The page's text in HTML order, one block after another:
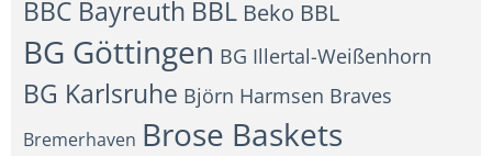
BBC Bayreuth BBL Beko BBL
BG Göttingen BG Illertal-Weißenhorn
BG Karlsruhe Björn Harmsen Braves
Bremerhaven Brose Baskets